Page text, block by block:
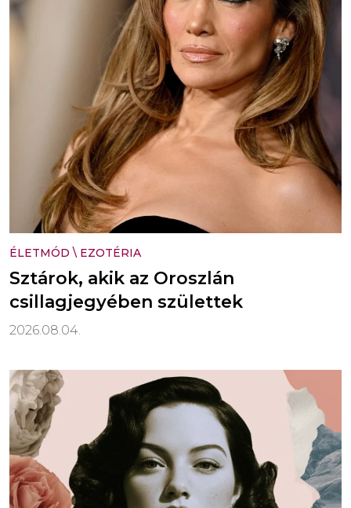
ÉLETMÓD \ EZOTÉRIA
Sztárok, akik az Oroszlán
csillagjegyében születtek
2026.08.04.